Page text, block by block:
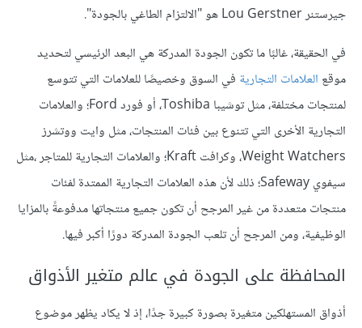
جيرستنر Lou Gerstner هو "الالتزام الطاغي بالجودة".
في الحقيقة، غالبًا ما تكون الجودة المدركة هي البعد الرئيسي لتحديد
موقع العلامات التجارية في السوق وخصيصًا للعلامات التي تتوسع
لمنتجات مختلفة، مثل توشيبا Toshiba، أو فورد Ford؛ والعلامات
التجارية الأخرى التي تتنوع بين فئات المنتجات، مثل وايت ووتشرز
Weight Watchers، وكرافت Kraft؛ والعلامات التجارية للمتاجر ،مثل
سيفوي Safeway؛ ذلك لأن هذه العلامات التجارية الممتدة لفئات
منتجات متعددة من غير المرجح أن تكون جميع منتجاتها مدفوعةً بالمزايا
الوظيفية، ومن المرجح أن تلعب الجودة المدركة دورًا أكبر فيها.
المحافظة على الجودة في عالم متغير الأذواق
أذواق المستهلكين متغيرة بصورة كبيرة جدًا، إذ لا يكاد يظهر موضوع